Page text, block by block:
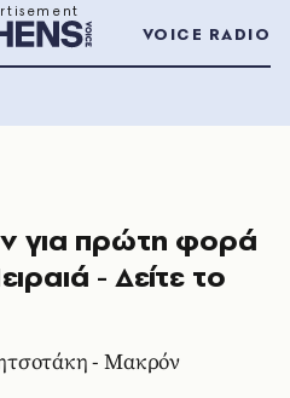
VOICE RADIO
για πρώτη φορά
- Δείτε το
- Μακρόν